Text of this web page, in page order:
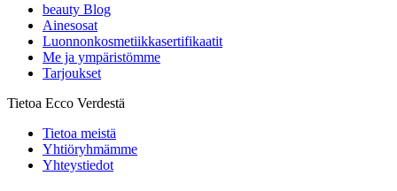
beauty Blog
Ainesosat
Luonnonkosmetiikkasertifikaatit
Me ja ympäristömme
Tarjoukset
Tietoa Ecco Verdestä
Tietoa meistä
Yhtiöryhmämme
Yhteystiedot